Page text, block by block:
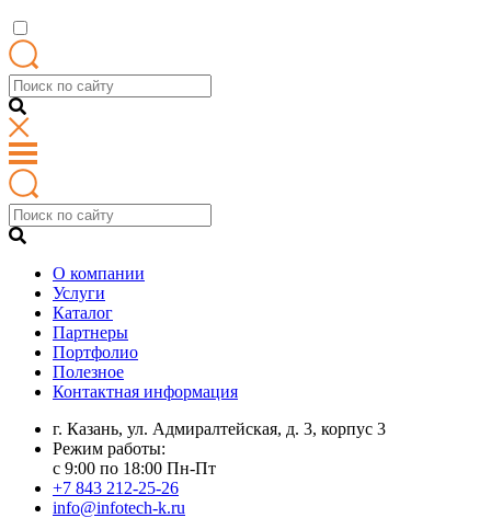
О компании
Услуги
Каталог
Партнеры
Портфолио
Полезное
Контактная информация
г. Казань, ул. Адмиралтейская, д. 3, корпус 3
Режим работы:
с 9:00 по 18:00 Пн-Пт
+7 843 212-25-26
info@infotech-k.ru